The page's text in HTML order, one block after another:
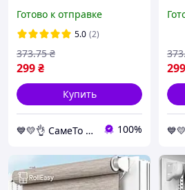
шторка солнцезащитная
для авто и квартиры
Готово к отправке
5.0 (2)
299₴
373.75 ₴
Купить
💙💛👌 СамеТо ТМ интернет-магазин sameto.com.ua 🎁％🚚 ⤵ 100%
299
373